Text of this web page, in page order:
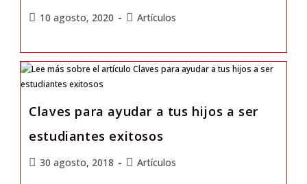
10 agosto, 2020 Artículos
Claves para ayudar a tus hijos a ser
estudiantes exitosos
30 agosto, 2018 Artículos